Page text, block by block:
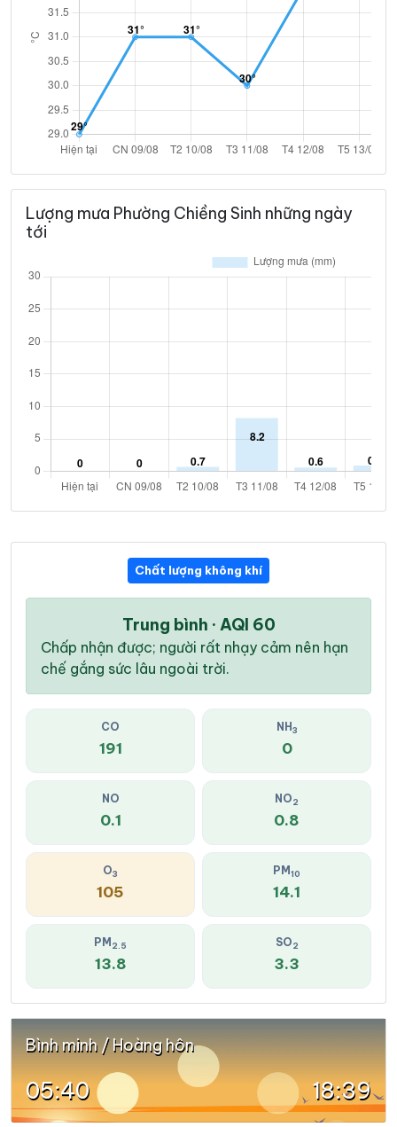
Lượng mưa Phường Chiềng Sinh những ngày
tới
Chất lượng không khí
Trung bình · AQI 60
Chấp nhận được; người rất nhạy cảm nên hạn
chế gắng sức lâu ngoài trời.
CO
191
NH 3
0
NO
0.1
NO2
0.8
O3
105
PM 10
14.1
PM 2.5
13.8
SO2
3.3
Bình minh / Hoàng hôn
05:40 18:39